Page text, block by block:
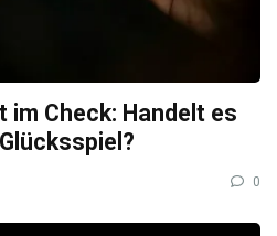
im Check: Handelt es
0